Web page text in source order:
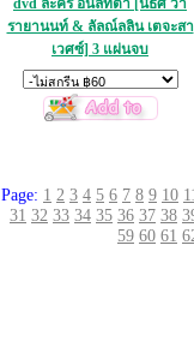
dvd ละคร อนิลทิตา [นิธิศ วา
รายานนท์ & ลัลณ์ลลิน เตจะสา
เวศซ์] 3 แผ่นจบ
Page: 1 2 3 4 5 6 7 8 9 10
31 32 33 34 35 36 37 38
59 60 61